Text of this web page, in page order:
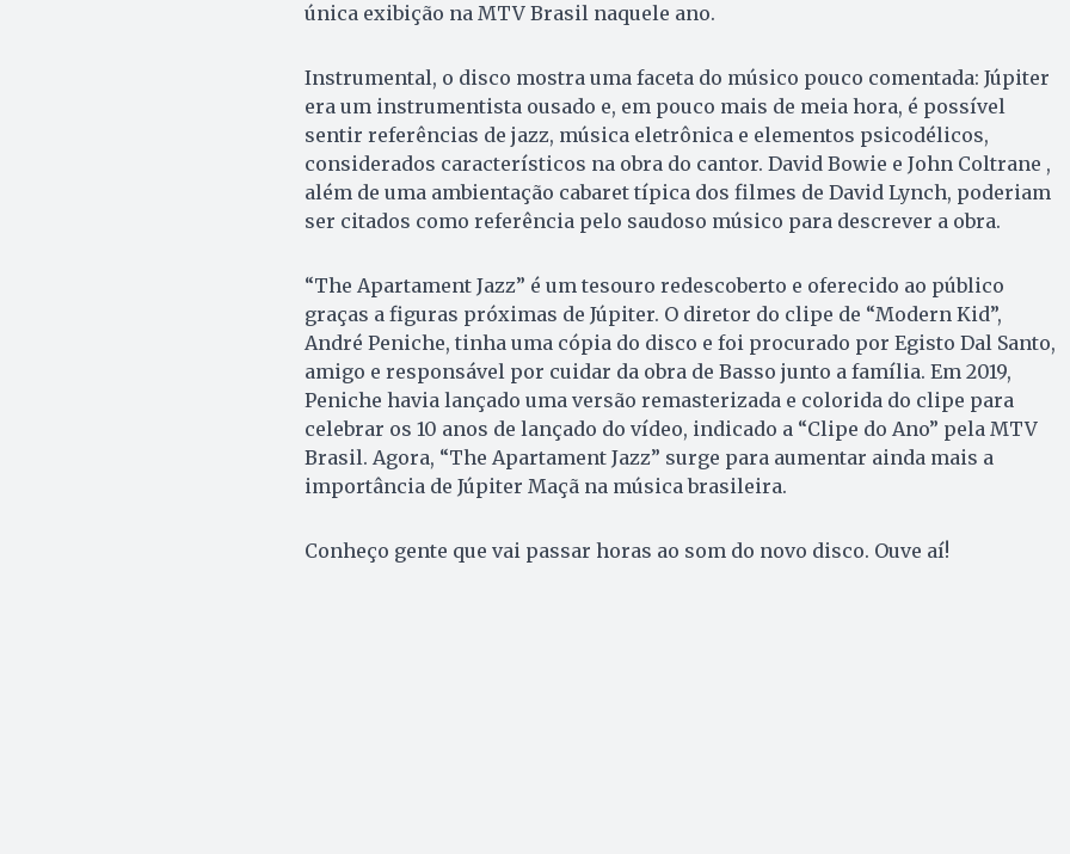
única exibição na MTV Brasil naquele ano.
Instrumental, o disco mostra uma faceta do músico pouco comentada: Júpiter
era um instrumentista ousado e, em pouco mais de meia hora, é possível
sentir referências de jazz, música eletrônica e elementos psicodélicos,
considerados característicos na obra do cantor. David Bowie e John Coltrane ,
além de uma ambientação cabaret típica dos filmes de David Lynch, poderiam
ser citados como referência pelo saudoso músico para descrever a obra.
“The Apartament Jazz” é um tesouro redescoberto e oferecido ao público
graças a figuras próximas de Júpiter. O diretor do clipe de “Modern Kid”,
André Peniche, tinha uma cópia do disco e foi procurado por Egisto Dal Santo,
amigo e responsável por cuidar da obra de Basso junto a família. Em 2019,
Peniche havia lançado uma versão remasterizada e colorida do clipe para
celebrar os 10 anos de lançado do vídeo, indicado a “Clipe do Ano” pela MTV
Brasil. Agora, “The Apartament Jazz” surge para aumentar ainda mais a
importância de Júpiter Maçã na música brasileira.
Conheço gente que vai passar horas ao som do novo disco. Ouve aí!